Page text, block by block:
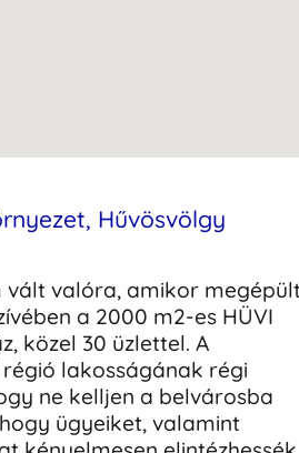
Hűvösvölgy
vált valóra, amikor
a 2000 m2-es HÜVI
közel 30 üzlettel. A
lakosságának régi
ne kelljen a belvárosba
ügyeiket, valamint